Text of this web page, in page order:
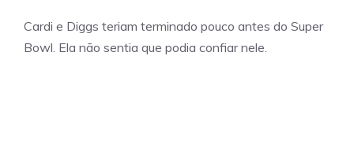
Cardi e Diggs teriam terminado pouco antes do Super
Bowl. Ela não sentia que podia confiar nele.